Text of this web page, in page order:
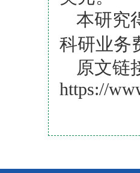
本研究
科研业务
原文链
https://